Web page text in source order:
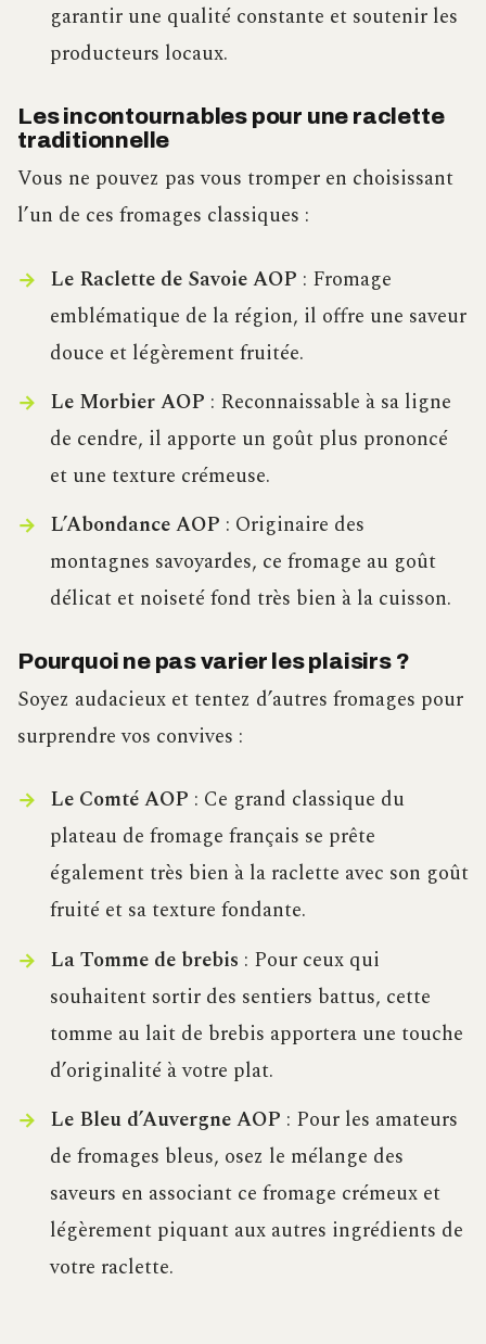
garantir une qualité constante et soutenir les
producteurs locaux.
Les incontournables pour une raclette
traditionnelle
Vous ne pouvez pas vous tromper en choisissant
l’un de ces fromages classiques :
Le Raclette de Savoie AOP : Fromage
emblématique de la région, il offre une saveur
douce et légèrement fruitée.
Le Morbier AOP : Reconnaissable à sa ligne
de cendre, il apporte un goût plus prononcé
et une texture crémeuse.
L’Abondance AOP : Originaire des
montagnes savoyardes, ce fromage au goût
délicat et noiseté fond très bien à la cuisson.
Pourquoi ne pas varier les plaisirs ?
Soyez audacieux et tentez d’autres fromages pour
surprendre vos convives :
Le Comté AOP : Ce grand classique du
plateau de fromage français se prête
également très bien à la raclette avec son goût
fruité et sa texture fondante.
La Tomme de brebis : Pour ceux qui
souhaitent sortir des sentiers battus, cette
tomme au lait de brebis apportera une touche
d’originalité à votre plat.
Le Bleu d’Auvergne AOP : Pour les amateurs
de fromages bleus, osez le mélange des
saveurs en associant ce fromage crémeux et
légèrement piquant aux autres ingrédients de
votre raclette.